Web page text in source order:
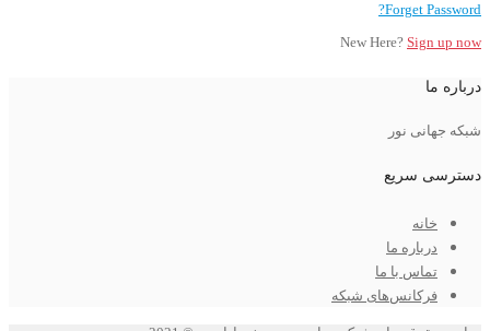
Forget Password?
New Here? Sign up now
درباره ما
شبکه جهانی نور
دسترسی سریع
خانه
درباره ما
تماس با ما
فرکانس‌های شبکه